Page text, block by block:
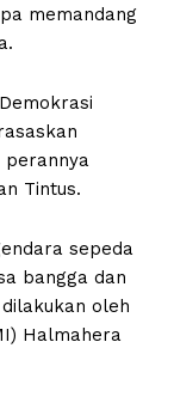
memandang
perannya
Tintus.
sepeda
bangga dan
oleh
Halmahera